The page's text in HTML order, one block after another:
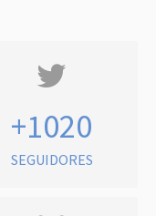
+1020
SEGUIDORES